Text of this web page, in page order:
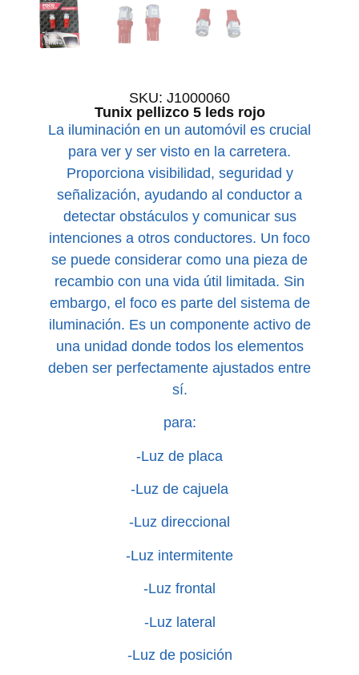
SKU: J1000060
Tunix pellizco 5 leds rojo
La iluminación en un automóvil es crucial
para ver y ser visto en la carretera.
Proporciona visibilidad, seguridad y
señalización, ayudando al conductor a
detectar obstáculos y comunicar sus
intenciones a otros conductores. Un foco
se puede considerar como una pieza de
recambio con una vida útil limitada. Sin
embargo, el foco es parte del sistema de
iluminación. Es un componente activo de
una unidad donde todos los elementos
deben ser perfectamente ajustados entre
sí.
para:
-Luz de placa
-Luz de cajuela
-Luz direccional
-Luz intermitente
-Luz frontal
-Luz lateral
-Luz de posición